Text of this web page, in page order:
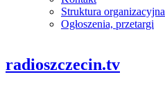
Struktura organizacyjna
Ogłoszenia, przetargi
radioszczecin.tv